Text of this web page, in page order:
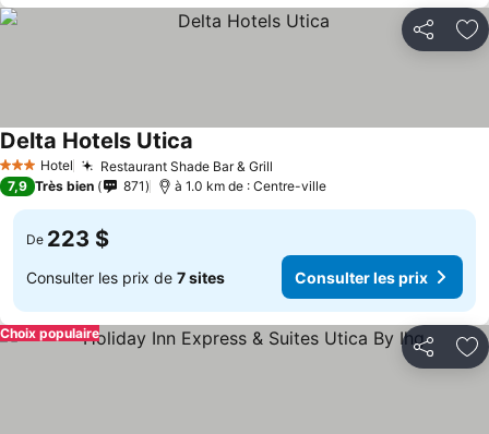
Partager
3 ÉtoilesHotel Restaurant Shade Bar & Grill
Delta Hotels Utica
7,9 Très bien 871 à 1.0 km de : Centre-ville
De 223 $
Consulter les prix de 7 sites Consulter les prix
Partager
Choix populaire